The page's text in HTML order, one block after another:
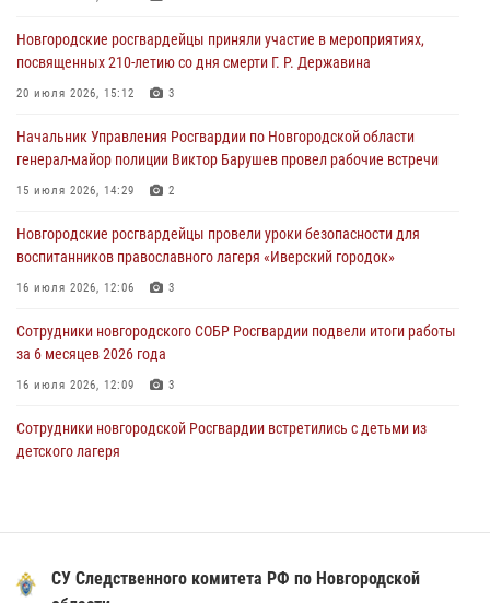
30 июля 2026, 14:36 1
Новгородские росгвардейцы рассказали о службе детям из летнего
30 июля 2026, 08:40 5
Новгородские росгвардейцы задержали мужчину
Телесюжет в программе "Новгородское областное телевидение.
Новости часа." от 29 июля 2026 года. Новгородские призывники
29 июля 2026, 12:54 1
Новгородские росгвардейцы приняли участие в мероприятиях,
посвященных 210-летию со дня смерти Г. Р. Державина
20 июля 2026, 15:12 3
Начальник Управления Росгвардии по Новгородской области
генерал-майор полиции Виктор Барушев провел рабочие встречи
15 июля 2026, 14:29 2
Новгородские росгвардейцы провели уроки безопасности для
воспитанников православного лагеря «Иверский городок»
16 июля 2026, 12:06 3
Сотрудники новгородского СОБР Росгвардии подвели итоги работы
за 6 месяцев 2026 года
16 июля 2026, 12:09 3
Сотрудники новгородской Росгвардии встретились с детьми из
детского лагеря
08 июля 2026, 13:48 3
СУ Следственного комитета РФ по Новгородской